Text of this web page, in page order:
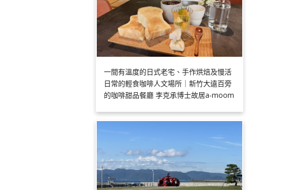
一間有溫度的日式老宅、手作烘焙及慢活
日常的輕食咖啡人文場所｜新竹大遠百旁
的咖啡甜品餐廳 李克承博士故居a-moom